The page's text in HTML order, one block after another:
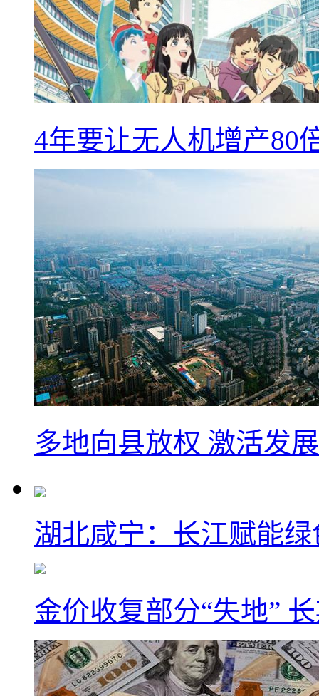
4年要让无人机增产80
多地向县放权 激活发
湖北咸宁：长江赋能
金价收复部分“失地”